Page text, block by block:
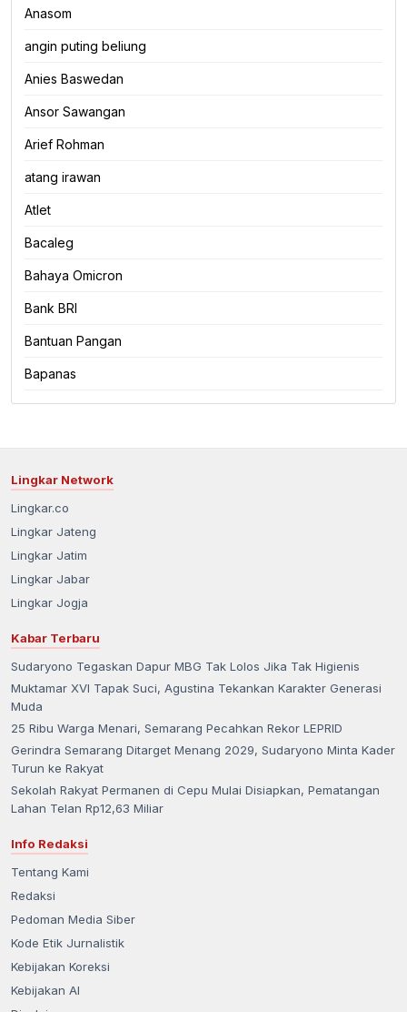
Anasom
angin puting beliung
Anies Baswedan
Ansor Sawangan
Arief Rohman
atang irawan
Atlet
Bacaleg
Bahaya Omicron
Bank BRI
Bantuan Pangan
Bapanas
Lingkar Network
Lingkar.co
Lingkar Jateng
Lingkar Jatim
Lingkar Jabar
Lingkar Jogja
Kabar Terbaru
Sudaryono Tegaskan Dapur MBG Tak Lolos Jika Tak Higienis
Muktamar XVI Tapak Suci, Agustina Tekankan Karakter Generasi
Muda
25 Ribu Warga Menari, Semarang Pecahkan Rekor LEPRID
Gerindra Semarang Ditarget Menang 2029, Sudaryono Minta Kader
Turun ke Rakyat
Sekolah Rakyat Permanen di Cepu Mulai Disiapkan, Pematangan
Lahan Telan Rp12,63 Miliar
Info Redaksi
Tentang Kami
Redaksi
Pedoman Media Siber
Kode Etik Jurnalistik
Kebijakan Koreksi
Kebijakan AI